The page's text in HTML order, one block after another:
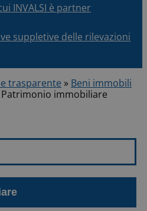
INVALSI è partner
suppletive delle rilevazioni
trasparente » Beni immobili
Patrimonio immobiliare